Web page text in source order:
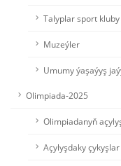
Talyplar sport kluby
Muzeýler
Umumy ýaşaýyş
Olimpiada-2025
Olimpiadanyň
Açylyşdaky çykyşlar